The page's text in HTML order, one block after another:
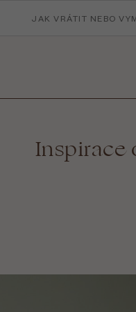
JAK VRÁTIT NEBO
Inspirace